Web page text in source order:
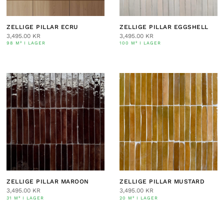
ZELLIGE PILLAR ECRU
3,495.00 KR
98 M² I LAGER
ZELLIGE PILLAR EGGSHELL
3,495.00 KR
100 M² I LAGER
ZELLIGE PILLAR MAROON
3,495.00 KR
31 M² I LAGER
ZELLIGE PILLAR MUSTARD
3,495.00 KR
20 M² I LAGER